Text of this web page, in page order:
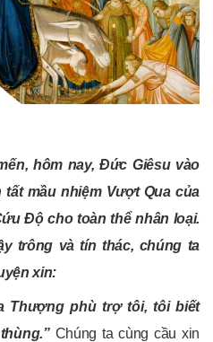
hôm nay, Đức Giêsu vào
tất mầu nhiệm Vượt Qua của
Độ cho toàn thể nhân loại.
trông và tín thác, chúng ta
xin:
Thượng phù trợ tôi, tôi biết
Chúng ta cùng cầu xin